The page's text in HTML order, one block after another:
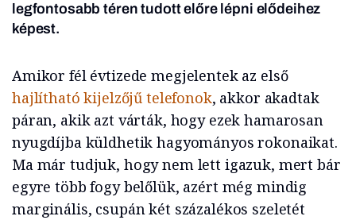
legfontosabb téren tudott előre lépni elődeihez
képest.
Amikor fél évtizede megjelentek az első
hajlítható kijelzőjű telefonok, akkor akadtak
páran, akik azt várták, hogy ezek hamarosan
nyugdíjba küldhetik hagyományos rokonaikat.
Ma már tudjuk, hogy nem lett igazuk, mert bár
egyre több fogy belőlük, azért még mindig
marginális, csupán két százalékos szeletét